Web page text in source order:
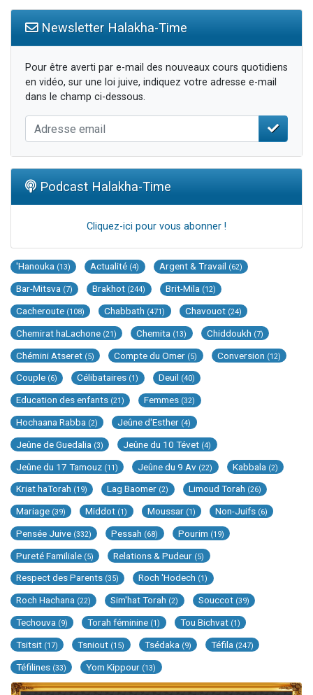
Newsletter Halakha-Time
Pour être averti par e-mail des nouveaux cours quotidiens
en vidéo, sur une loi juive, indiquez votre adresse e-mail
dans le champ ci-dessous.
Podcast Halakha-Time
Cliquez-ici pour vous abonner !
'Hanouka (13) Actualité (4) Argent & Travail (62)
Bar-Mitsva (7) Brakhot (244) Brit-Mila (12)
Cacheroute (108) Chabbath (471) Chavouot (24)
Chemirat haLachone (21) Chemita (13) Chiddoukh (7)
Chémini Atseret (5) Compte du Omer (5) Conversion (12)
Couple (6) Célibataires (1) Deuil (40)
Education des enfants (21) Femmes (32)
Hochaana Rabba (2) Jeûne d'Esther (4)
Jeûne de Guedalia (3) Jeûne du 10 Tévet (4)
Jeûne du 17 Tamouz (11) Jeûne du 9 Av (22) Kabbala (2)
Kriat haTorah (19) Lag Baomer (2) Limoud Torah (26)
Mariage (39) Middot (1) Moussar (1) Non-Juifs (6)
Pensée Juive (332) Pessah (68) Pourim (19)
Pureté Familiale (5) Relations & Pudeur (5)
Respect des Parents (35) Roch 'Hodech (1)
Roch Hachana (22) Sim'hat Torah (2) Souccot (39)
Techouva (9) Torah féminine (1) Tou Bichvat (1)
Tsitsit (17) Tsniout (15) Tsédaka (9) Téfila (247)
Téfilines (33) Yom Kippour (13)